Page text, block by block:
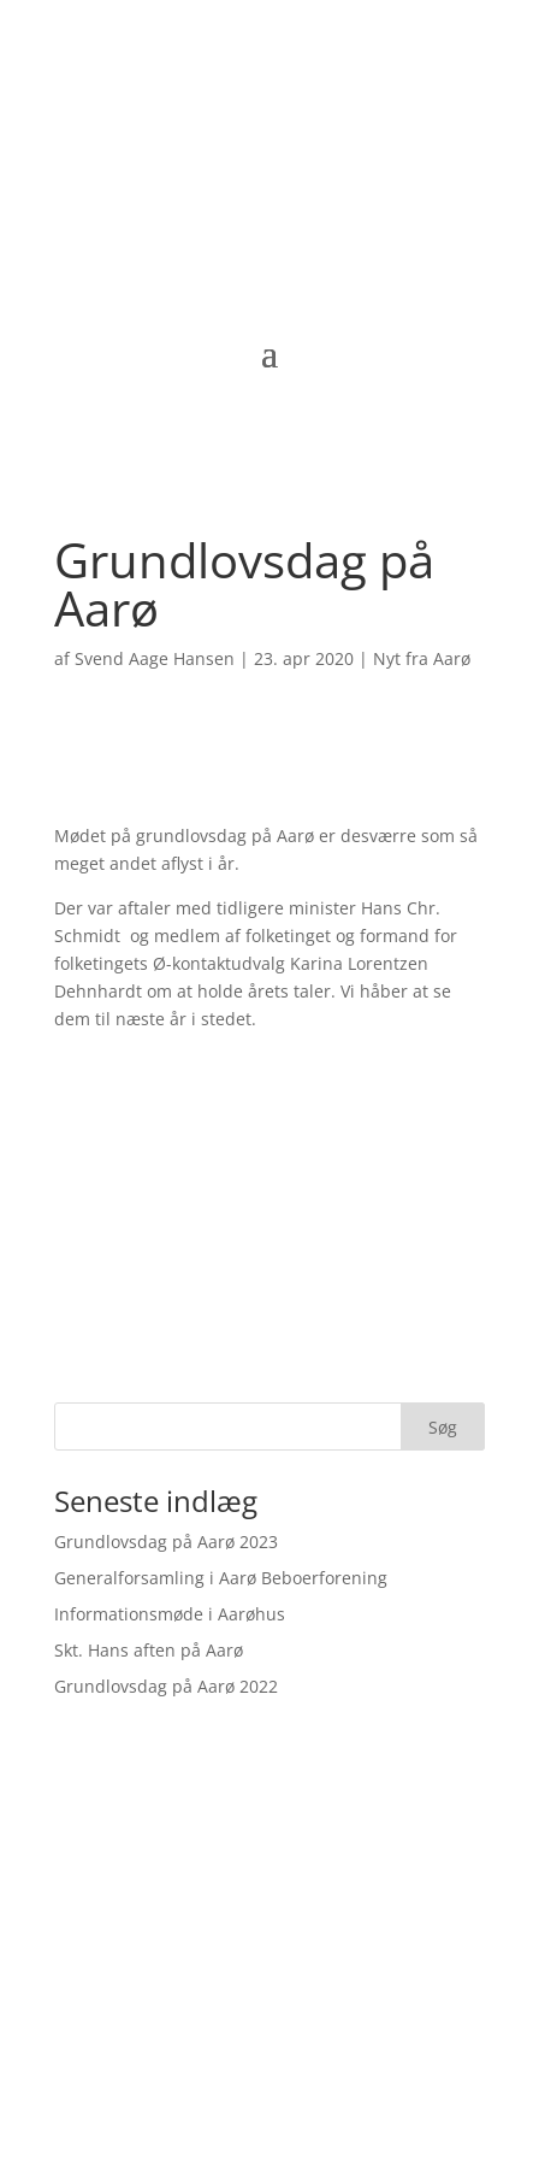
Grundlovsdag på
Aarø
afSvend Aage Hansen | 23. apr 2020| Nyt fra Aarø
Mødet på grundlovsdag på Aarø er desværre som så
meget andet aflyst i år.
Der var aftaler med tidligere minister Hans Chr.
Schmidt og medlem af folketinget og formand for
folketingets Ø-kontaktudvalg Karina Lorentzen
Dehnhardt om at holde årets taler. Vi håber at se
dem til næste år i stedet.
Seneste indlæg
Grundlovsdag på Aarø 2023
Generalforsamling i Aarø Beboerforening
Informationsmøde i Aarøhus
Skt. Hans aften på Aarø
Grundlovsdag på Aarø 2022